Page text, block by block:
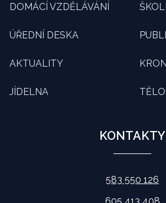
DOMÁCÍ VZDĚLÁVÁNÍ
ÚŘEDNÍ DESKA
AKTUALITY
JÍDELNA
KONTAKTY
583 550 126